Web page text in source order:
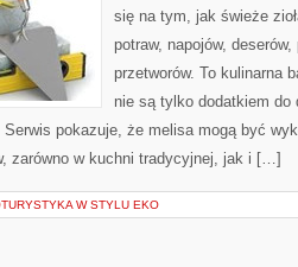
się na tym, jak świeże
potraw, napojów,
przetworów. To kulinarna
nie są tylko dodatkiem do
pokazuje, że melisa mogą być
zarówno w kuchni tradycyjnej, jak i […]
W STYLU EKO